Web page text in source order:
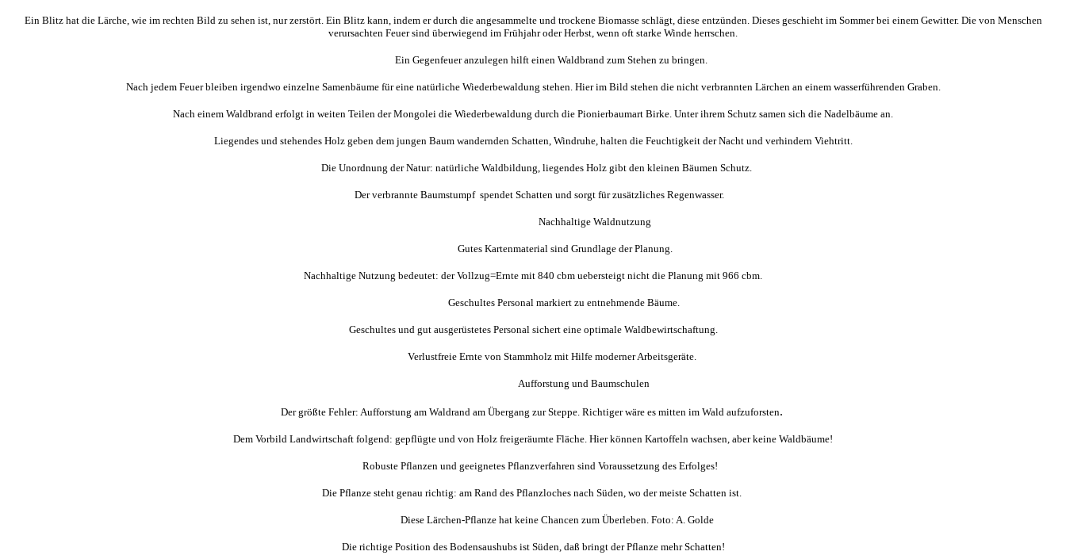
Ein Blitz hat die Lärche, wie im rechten Bild zu sehen ist, nur zerstört. Ein Blitz kann, indem er durch die angesammelte und trockene Biomasse schlägt, diese entzünden. Dieses geschieht im Sommer bei einem Gewitter. Die von Menschen
verursachten Feuer sind überwiegend im Frühjahr oder Herbst, wenn oft starke Winde herrschen.
Ein Gegenfeuer anzulegen hilft einen Waldbrand zum Stehen zu bringen.
Nach jedem Feuer bleiben irgendwo einzelne Samenbäume für eine natürliche Wiederbewaldung stehen. Hier im Bild stehen die nicht verbrannten Lärchen an einem wasserführenden Graben.
Nach einem Waldbrand erfolgt in weiten Teilen der Mongolei die Wiederbewaldung durch die Pionierbaumart Birke. Unter ihrem Schutz samen sich die Nadelbäume an.
Liegendes und stehendes Holz geben dem jungen Baum wandernden Schatten, Windruhe, halten die Feuchtigkeit der Nacht und verhindern Viehtritt.
Die Unordnung der Natur: natürliche Waldbildung, liegendes Holz gibt den kleinen Bäumen Schutz.
Der verbrannte Baumstumpf spendet Schatten und sorgt für zusätzliches Regenwasser.
Nachhaltige Waldnutzung
Gutes Kartenmaterial sind Grundlage der Planung.
Nachhaltige Nutzung bedeutet: der Vollzug=Ernte mit 840 cbm uebersteigt nicht die Planung mit 966 cbm.
Geschultes Personal markiert zu entnehmende Bäume.
Geschultes und gut ausgerüstetes Personal sichert eine optimale Waldbewirtschaftung.
Verlustfreie Ernte von Stammholz mit Hilfe moderner Arbeitsgeräte.
Aufforstung und Baumschulen
Der größte Fehler: Aufforstung am Waldrand am Übergang zur Steppe. Richtiger wäre es mitten im Wald aufzuforsten.
Dem Vorbild Landwirtschaft folgend: gepflügte und von Holz freigeräumte Fläche. Hier können Kartoffeln wachsen, aber keine Waldbäume!
Robuste Pflanzen und geeignetes Pflanzverfahren sind Voraussetzung des Erfolges!
Die Pflanze steht genau richtig: am Rand des Pflanzloches nach Süden, wo der meiste Schatten ist.
Diese Lärchen-Pflanze hat keine Chancen zum Überleben. Foto: A. Golde
Die richtige Position des Bodensaushubs ist Süden, daß bringt der Pflanze mehr Schatten!